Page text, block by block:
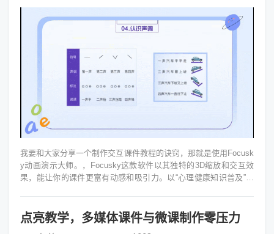
我要和大家分享一个制作交互课件教程的诀窍，那就是使用Focusk
y动画演示大师。，Focusky这款软件以其独特的3D缩放和交互效
果，能让你的课件更富有动感和吸引力。以“心理健康知识普及”为
点亮教学，多媒体课件与微课制作零压力